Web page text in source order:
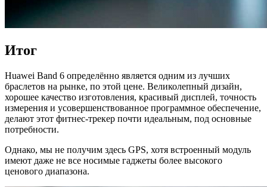
Итог
Huawei Band 6 определённо является одним из лучших
браслетов на рынке, по этой цене. Великолепный дизайн,
хорошее качество изготовления, красивый дисплей, точность
измерения и усовершенствованное программное обеспечение,
делают этот фитнес-трекер почти идеальным, под основные
потребности.
Однако, мы не получим здесь GPS, хотя встроенный модуль
имеют даже не все носимые гаджеты более высокого
ценового диапазона.